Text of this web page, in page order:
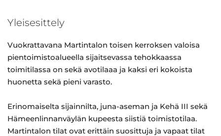
Yleisesittely
Vuokrattavana Martintalon toisen kerroksen valoisa
pientoimistoalueella sijaitsevassa tehokkaassa
toimitilassa on sekä avotilaaa ja kaksi eri kokoista
huonetta sekä pieni varasto.
Erinomaiselta sijainnilta, juna-aseman ja Kehä III sekä
Hämeenlinnanväylän kupeesta siistiä toimistotilaa.
Martintalon tilat ovat erittäin suosittuja ja vapaat tilat